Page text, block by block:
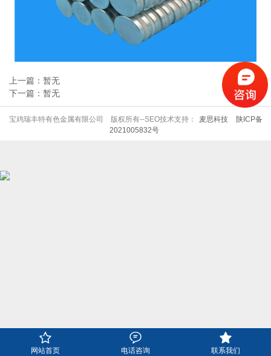
上一篇：暂无
下一篇：暂无
宝鸡瑞丰特有色金属有限公司 版权所有--SEO技术支持： 麦思科技
陕ICP备
2021005832号

网站首页

电话咨询

联系我们